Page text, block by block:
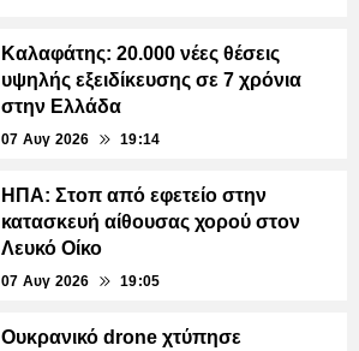
Καλαφάτης: 20.000 νέες θέσεις
υψηλής εξειδίκευσης σε 7 χρόνια
στην Ελλάδα
07 Αυγ 2026 19:14
ΗΠΑ: Στοπ από εφετείο στην
κατασκευή αίθουσας χορού στον
Λευκό Οίκο
07 Αυγ 2026 19:05
Ουκρανικό drone χτύπησε